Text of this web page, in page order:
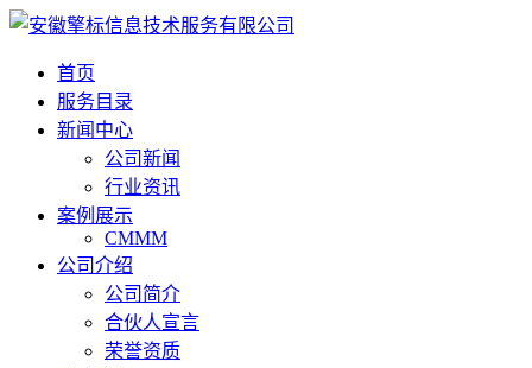
首页
服务目录
新闻中心
公司新闻
行业资讯
案例展示
CMMM
公司介绍
公司简介
合伙人宣言
荣誉资质